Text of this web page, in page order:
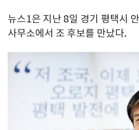
뉴스1은 지난 8일 경기 평택시
사무소에서 조 후보를 만났다.